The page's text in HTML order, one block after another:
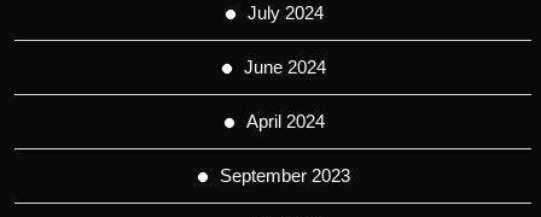
July 2024
June 2024
April 2024
September 2023